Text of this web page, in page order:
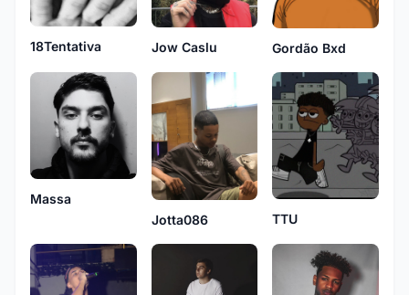
18Tentativa Jow Caslu Gordão Bxd
Massa
Jotta086
TTU